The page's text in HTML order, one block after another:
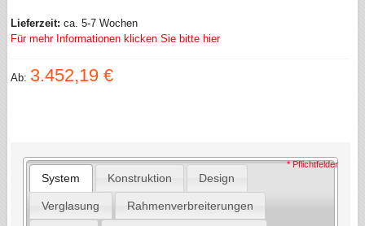
Lieferzeit: ca. 5-7 Wochen
Für mehr Informationen klicken Sie bitte hier
Ab: 3.452,19 €
System Konstruktion Design
Verglasung Rahmenverbreiterungen
* Pflichtfelder